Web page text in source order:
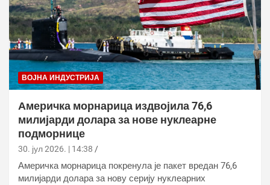
ВОЈНА ИНДУСТРИЈА
Америчка морнарица издвојила 76,6
милијарди долара за нове нуклеарне
подморнице
30. јул 2026. | 14:38
Америчка морнарица покренула је пакет вредан 76,6
милијарди долара за нову серију нуклеарних